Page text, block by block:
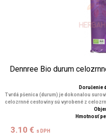
Dennree Bio durum
Doručenie
Tvrdá pšenica (durum) je dokonalou
celozrnné cestoviny sú vyrobené z
Hmotnosť
3.10 € s DPH